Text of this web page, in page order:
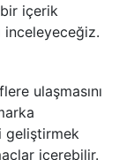
bir içerik
inceleyeceğiz.
ulaşmasını
geliştirmek
içerebilir.